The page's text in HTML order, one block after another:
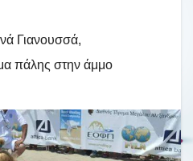
Γιανουσσά,
πάλης στην άμμο